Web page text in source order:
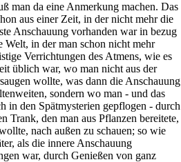
man da eine Anmerkung machen. Das
aus einer Zeit, in der nicht mehr die
Anschauung vorhanden war in bezug
Welt, in der man schon nicht mehr
Verrichtungen des Atmens, wie es
üblich war, wo man nicht aus der
wollte, was dann die Anschauung
sondern wo man - und das
in den Spätmysterien gepflogen - durch
Trank, den man aus Pflanzen bereitete,
nach außen zu schauen; so wie
als die innere Anschauung
war, durch Genießen von ganz